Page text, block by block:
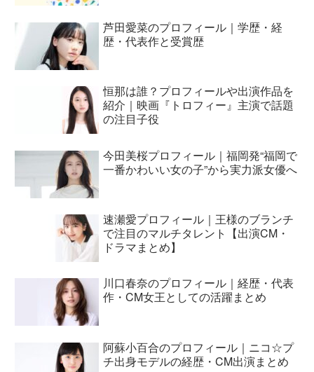
芦田愛菜のプロフィール｜学歴・経
歴・代表作と受賞歴
恒那は誰？プロフィールや出演作品を
紹介｜映画『トロフィー』主演で話題
の注目子役
今田美桜プロフィール｜福岡発“福岡で
一番かわいい女の子”から実力派女優へ
速瀬愛プロフィール｜王様のブランチ
で注目のマルチタレント【出演CM・
ドラマまとめ】
川口春奈のプロフィール｜経歴・代表
作・CM女王としての活躍まとめ
阿蘇小百合のプロフィール｜ニコ☆プ
チ出身モデルの経歴・CM出演まとめ